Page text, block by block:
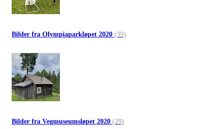
Bilder fra Olympiaparkløpet 2020 (39)
Bilder fra Vegmuseumsløpet 2020 (29)